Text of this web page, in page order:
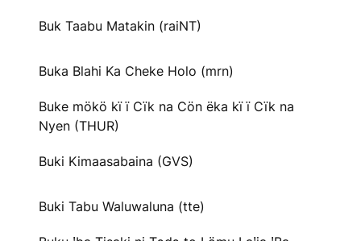
Buk Taabu Matakin (raiNT)
Buka Blahi Ka Cheke Holo (mrn)
Buke mökö kï ï Cïk na Cön ëka kï ï Cïk na
Nyen (THUR)
Buki Kimaasabaina (GVS)
Buki Tabu Waluwaluna (tte)